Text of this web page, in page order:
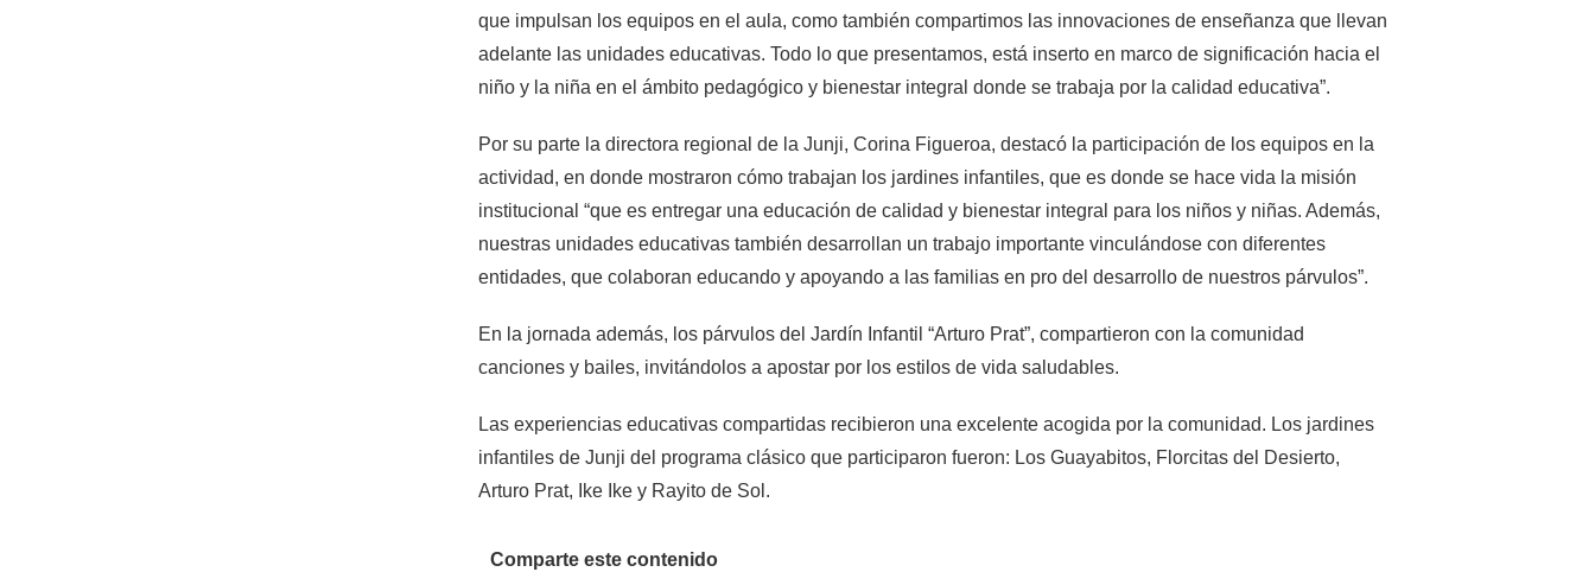
que impulsan los equipos en el aula, como también compartimos las innovaciones de enseñanza que llevan
adelante las unidades educativas. Todo lo que presentamos, está inserto en marco de significación hacia el
niño y la niña en el ámbito pedagógico y bienestar integral donde se trabaja por la calidad educativa”.
Por su parte la directora regional de la Junji, Corina Figueroa, destacó la participación de los equipos en la
actividad, en donde mostraron cómo trabajan los jardines infantiles, que es donde se hace vida la misión
institucional “que es entregar una educación de calidad y bienestar integral para los niños y niñas. Además,
nuestras unidades educativas también desarrollan un trabajo importante vinculándose con diferentes
entidades, que colaboran educando y apoyando a las familias en pro del desarrollo de nuestros párvulos”.
En la jornada además, los párvulos del Jardín Infantil “Arturo Prat”, compartieron con la comunidad
canciones y bailes, invitándolos a apostar por los estilos de vida saludables.
Las experiencias educativas compartidas recibieron una excelente acogida por la comunidad. Los jardines
infantiles de Junji del programa clásico que participaron fueron: Los Guayabitos, Florcitas del Desierto,
Arturo Prat, Ike Ike y Rayito de Sol.
Comparte este contenido